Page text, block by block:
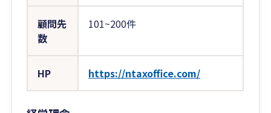
顧問先
数
101~200件
HP https://ntaxoffice.com/